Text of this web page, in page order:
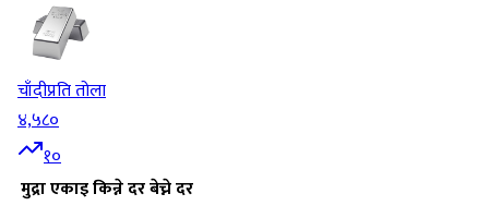
चाँदीप्रति तोला
४,५८०
१०
मुद्राएकाइकिन्ने दरबेच्ने दर